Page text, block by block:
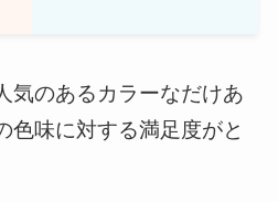
気のあるカラーなだけあ
色味に対する満足度がと